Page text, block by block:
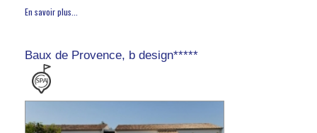
En savoir plus...
Baux de Provence, b design*****